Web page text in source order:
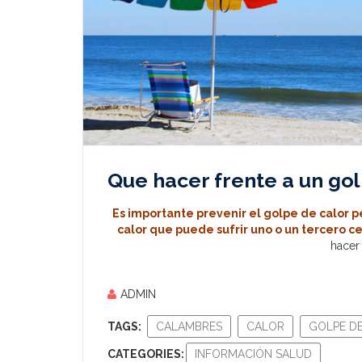
Que hacer frente a un
Es importante prevenir el golpe de calor
calor que puede sufrir uno o un tercero
ADMIN
TAGS: CALAMBRES CALOR GOLPE
CATEGORIES: INFORMACIÓN SALUD